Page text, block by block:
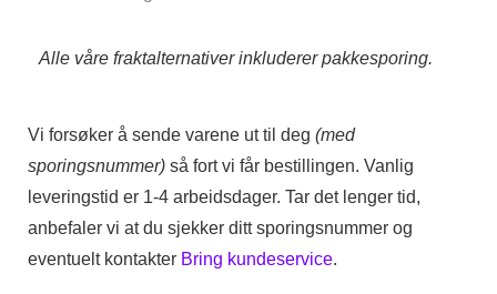
Alle våre fraktalternativer inkluderer pakkesporing.
Vi forsøker å sende varene ut til deg (med
sporingsnummer) så fort vi får bestillingen. Vanlig
leveringstid er 1-4 arbeidsdager. Tar det lenger tid,
anbefaler vi at du sjekker ditt sporingsnummer og
eventuelt kontakter Bring kundeservice.